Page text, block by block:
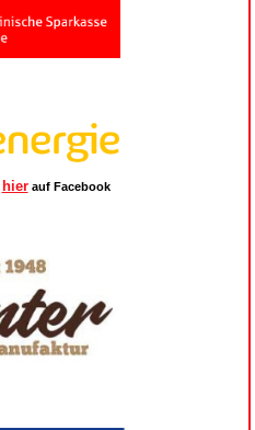
hierauf Facebook